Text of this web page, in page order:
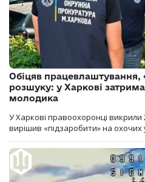
Обіцяв працевлаштування,
розшуку: у Харкові
молодика
У Харкові правоохоронці викрили
вирішив «підзаробити» на охочих